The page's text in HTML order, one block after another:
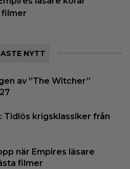
filmer
NYTT
av ”The Witcher”
Tidlös krigsklassiker från
när Empires läsare
filmer